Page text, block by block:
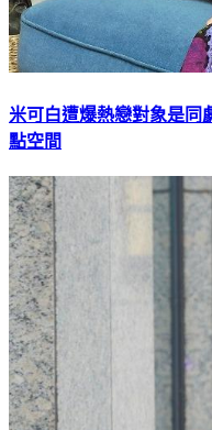
米可白遭爆熱戀對象是
點空間